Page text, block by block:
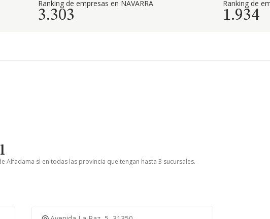
Ranking de empresas en NAVARRA
3.303
Ranking de
1.934
sl en todas las provincia que tengan hasta 3 sucursales.